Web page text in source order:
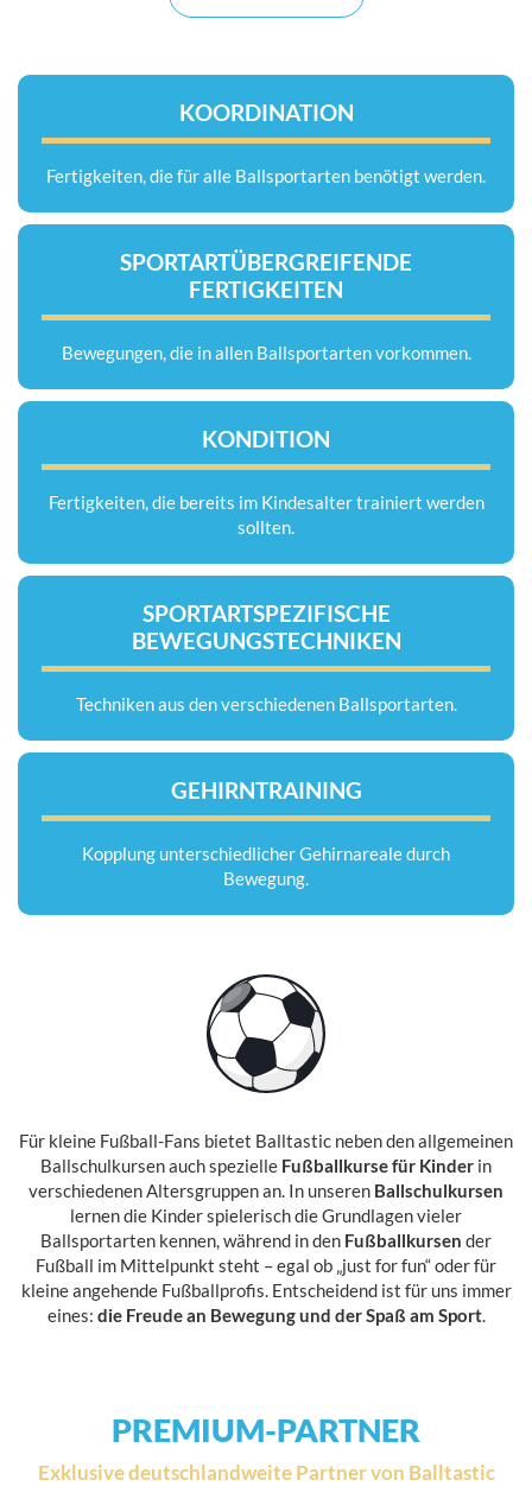
KOORDINATION
Fertigkeiten, die für alle Ballsportarten benötigt werden.
SPORTARTÜBERGREIFENDE
FERTIGKEITEN
Bewegungen, die in allen Ballsportarten vorkommen.
KONDITION
Fertigkeiten, die bereits im Kindesalter trainiert werden
sollten.
SPORTARTSPEZIFISCHE
BEWEGUNGSTECHNIKEN
Techniken aus den verschiedenen Ballsportarten.
GEHIRNTRAINING
Kopplung unterschiedlicher Gehirnareale durch
Bewegung.
Für kleine Fußball-Fans bietet Balltastic neben den allgemeinen
Ballschulkursen auch spezielle Fußballkurse für Kinder in
verschiedenen Altersgruppen an. In unseren Ballschulkursen
lernen die Kinder spielerisch die Grundlagen vieler
Ballsportarten kennen, während in den Fußballkursen der
Fußball im Mittelpunkt steht – egal ob „just for fun“ oder für
kleine angehende Fußballprofis. Entscheidend ist für uns immer
eines: die Freude an Bewegung und der Spaß am Sport.
PREMIUM-PARTNER
Exklusive deutschlandweite Partner von Balltastic